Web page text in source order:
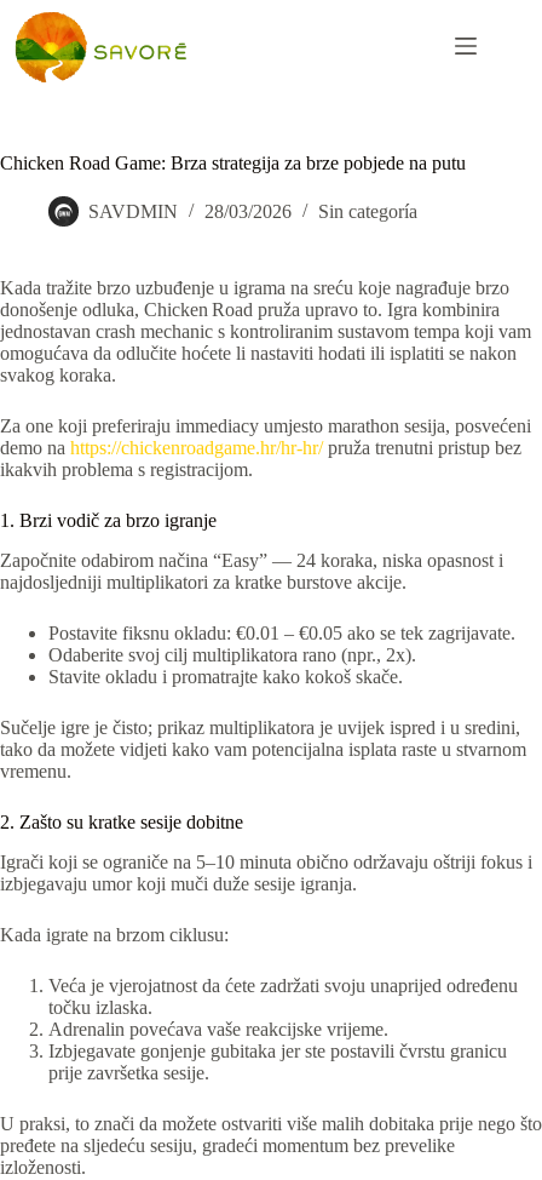
Chicken Road Game: Brza strategija za brze pobjede na putu
SAVDMIN 28/03/2026 Sin categoría
Kada tražite brzo uzbuđenje u igrama na sreću koje nagrađuje brzo
donošenje odluka, Chicken Road pruža upravo to. Igra kombinira
jednostavan crash mechanic s kontroliranim sustavom tempa koji vam
omogućava da odlučite hoćete li nastaviti hodati ili isplatiti se nakon
svakog koraka.
Za one koji preferiraju immediacy umjesto marathon sesija, posvećeni
demo na https://chickenroadgame.hr/hr-hr/pruža trenutni pristup bez
ikakvih problema s registracijom.
1. Brzi vodič za brzo igranje
Započnite odabirom načina “Easy” — 24 koraka, niska opasnost i
najdosljedniji multiplikatori za kratke burstove akcije.
Postavite fiksnu okladu: €0.01 – €0.05 ako se tek zagrijavate.
Odaberite svoj cilj multiplikatora rano (npr., 2x).
Stavite okladu i promatrajte kako kokoš skače.
Sučelje igre je čisto; prikaz multiplikatora je uvijek ispred i u sredini,
tako da možete vidjeti kako vam potencijalna isplata raste u stvarnom
vremenu.
2. Zašto su kratke sesije dobitne
Igrači koji se ograniče na 5–10 minuta obično održavaju oštriji fokus i
izbjegavaju umor koji muči duže sesije igranja.
Kada igrate na brzom ciklusu:
Veća je vjerojatnost da ćete zadržati svoju unaprijed određenu
točku izlaska.
Adrenalin povećava vaše reakcijske vrijeme.
Izbjegavate gonjenje gubitaka jer ste postavili čvrstu granicu
prije završetka sesije.
U praksi, to znači da možete ostvariti više malih dobitaka prije nego što
pređete na sljedeću sesiju, gradeći momentum bez prevelike
izloženosti.